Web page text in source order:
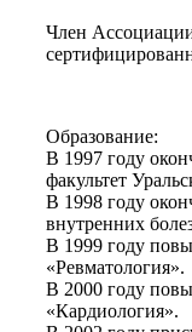
Член
Образование:
В 1997 году
факультет
В 1998 году
внутренних
В 1999 году
«Ревматология».
В 2000 году
«Кардиология».